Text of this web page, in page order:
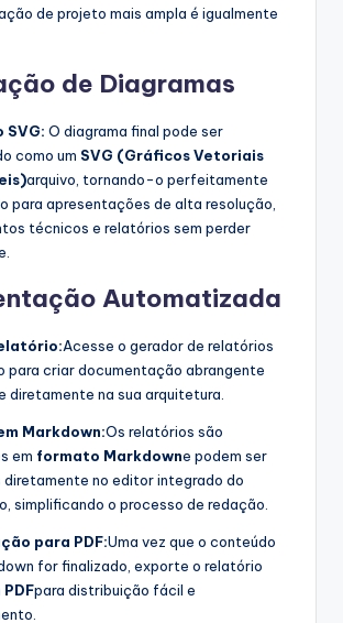
de projeto mais ampla é igualmente
de Diagramas
SVG: O diagrama final pode ser
como um SVG (Gráficos Vetoriais
arquivo, tornando-o perfeitamente
para apresentações de alta resolução,
técnicos e relatórios sem perder
Automatizada
Acesse o gerador de relatórios
para criar documentação abrangente
diretamente na sua arquitetura.
Markdown:Os relatórios são
em formato Markdowne podem ser
no editor integrado do
simplificando o processo de redação.
para PDF:Uma vez que o conteúdo
for finalizado, exporte o relatório
PDFpara distribuição fácil e